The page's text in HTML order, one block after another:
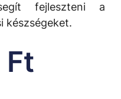
fejleszteni a
készségeket.
Ft